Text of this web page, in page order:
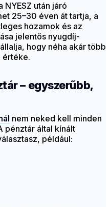
után járó
25–30 éven át tartja, a
hozamok és az
jelentős nyugdíj-
hogy néha akár több
értéke.
– egyszerűbb,
nem neked kell minden
pénztár által kínált
például: